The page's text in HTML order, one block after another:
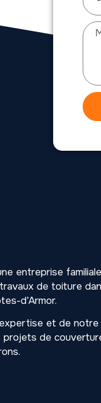
entreprise familiale
de toiture
d’Armor.
et de notre
projets de